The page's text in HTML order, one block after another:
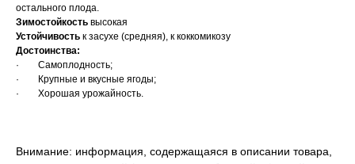
остального плода.
Зимостойкость высокая
Устойчивость к засухе (средняя), к коккомикозу
Достоинства:
· Самоплодность;
· Крупные и вкусные ягоды;
· Хорошая урожайность.
Внимание: информация, содержащаяся в описании товара,